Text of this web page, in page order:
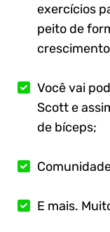
exercícios
peito de
Você vai
Scott e
de bíceps;
E mais.